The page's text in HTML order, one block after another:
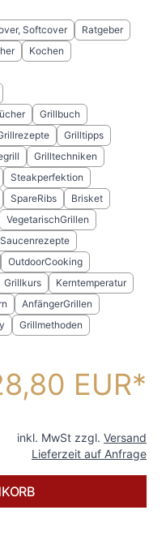
Softcover
Ratgeber
Kochen
Grillbuch
Grilltipps
Grilltechniken
Steakperfektion
SpareRibs
Brisket
VegetarischGrillen
Saucenrezepte
OutdoorCooking
Grillkurs
Kerntemperatur
AnfängerGrillen
Grillmethoden
EUR
inkl. MwSt zzgl. Versand
Lieferzeit auf Anfrage